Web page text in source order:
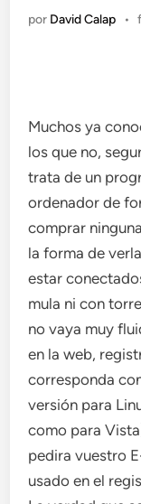
por David Calap •
Muchos ya
los que no,
trata de un
ordenador de
comprar
la forma de
estar
mula ni con
no vaya muy
en la web,
corresponda
versión para
como para
pedira vuestro
usado en el